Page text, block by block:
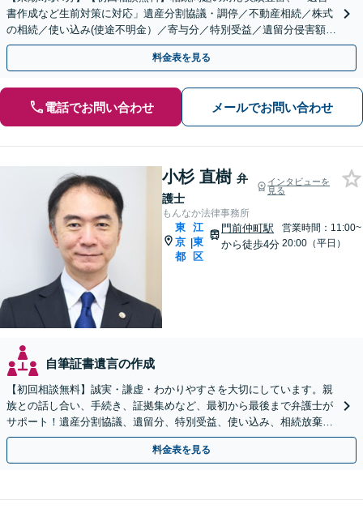
書作成など生前対策に対応」遺産分割協議・調停／不動産相続／株式
の相続／使い込み(使途不明金）／寄与分／特別受益／遺留分侵害額請
求／相続放棄など【休日・夜間相談可】
料金表を見る
電話でお問い合わせ メールでお問い合わせ
小杉 直樹 弁
護士
インタビューを
見る
もんなか法律事務所
東
京
都
|
江
東
区
門前仲町駅
から徒歩4分
営業時間：11:00~
20:00（平日）
自筆証書遺言の作成
【初回相談無料】誠実・謙虚・わかりやすさを大切にしています。親
族との話し合い、手続き、証拠集めなど、最初から最後まで弁護士が
サポート！遺産分割協議、遺留分、特別受益、使い込み、相続放棄な
ど、お任せ【門前仲町駅4分】【弁護士歴15年以上】
料金表を見る